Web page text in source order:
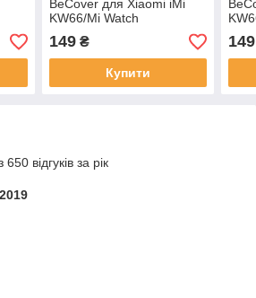
BeCover для Xiaomi iMi
KW66/Mi Watch
Color/Haylou LS01/Watch
S1 Active Dark-Green
(706366)
149₴
Купити
S1
149
відгуків за рік